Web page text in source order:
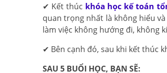
✔ Kết thúc khóa học kế toán
quan trọng nhất là không hiểu
làm việc không hướng đi, không
✔ Bên cạnh đó, sau khi kết thúc
SAU 5 BUỔI HỌC, BẠN SẼ: